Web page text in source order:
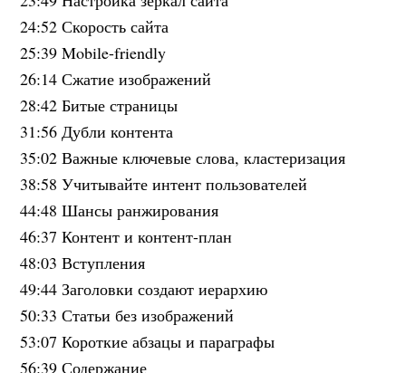
24:52 Скорость сайта
25:39 Mobile-friendly
26:14 Сжатие изображений
28:42 Битые страницы
31:56 Дубли контента
35:02 Важные ключевые слова, кластеризация
38:58 Учитывайте интент пользователей
44:48 Шансы ранжирования
46:37 Контент и контент-план
48:03 Вступления
49:44 Заголовки создают иерархию
50:33 Статьи без изображений
53:07 Короткие абзацы и параграфы
56:39 Содержание